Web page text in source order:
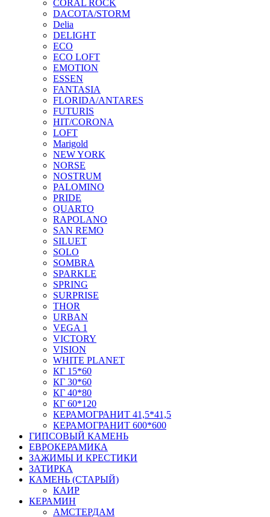
CORAL ROCK
DACOTA/STORM
Delia
DELIGHT
ECO
ECO LOFT
EMOTION
ESSEN
FANTASIA
FLORIDA/ANTARES
FUTURIS
HIT/CORONA
LOFT
Marigold
NEW YORK
NORSE
NOSTRUM
PALOMINO
PRIDE
QUARTO
RAPOLANO
SAN REMO
SILUET
SOLO
SOMBRA
SPARKLE
SPRING
SURPRISE
THOR
URBAN
VEGA 1
VICTORY
VISION
WHITE PLANET
КГ 15*60
КГ 30*60
КГ 40*80
КГ 60*120
КЕРАМОГРАНИТ 41,5*41,5
КЕРАМОГРАНИТ 600*600
ГИПСОВЫЙ КАМЕНЬ
ЕВРОКЕРАМИКА
ЗАЖИМЫ И КРЕСТИКИ
ЗАТИРКА
КАМЕНЬ (СТАРЫЙ)
КАИР
КЕРАМИН
АМСТЕРДАМ